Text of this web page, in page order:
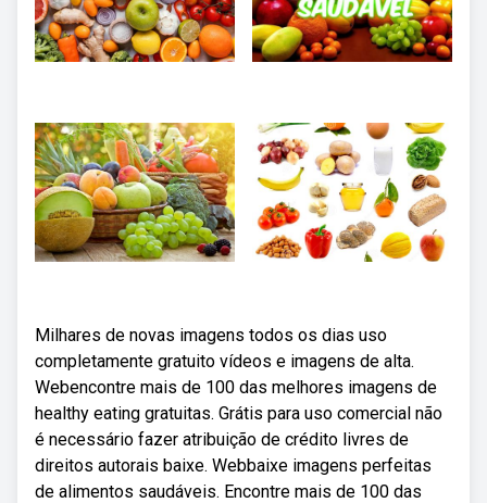
Milhares de novas imagens todos os dias uso
completamente gratuito vídeos e imagens de alta.
Webencontre mais de 100 das melhores imagens de
healthy eating gratuitas. Grátis para uso comercial não
é necessário fazer atribuição de crédito livres de
direitos autorais baixe. Webbaixe imagens perfeitas
de alimentos saudáveis. Encontre mais de 100 das